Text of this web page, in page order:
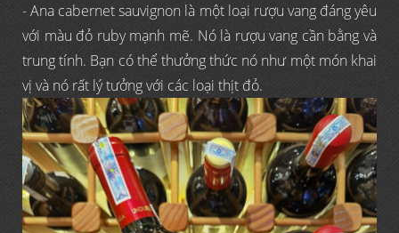
- Ana cabernet sauvignon là một loại rượu vang đáng yêu
với màu đỏ ruby mạnh mẽ. Nó là rượu vang cần bằng và
trung tính. Bạn có thể thưởng thức nó như một món khai
vị và nó rất lý tưởng với các loại thịt đỏ.